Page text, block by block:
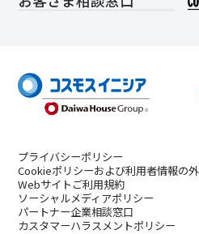
プライバシーポリシー
Cookieポリシーおよび利用者情報の
Webサイトご利用規約
ソーシャルメディアポリシー
パートナー企業相談窓口
カスタマーハラスメントポリシー